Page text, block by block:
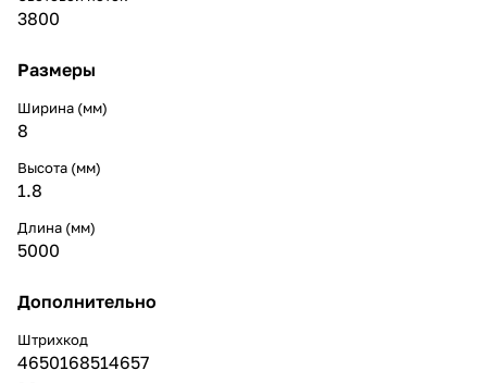
3800
Размеры
Ширина (мм)
8
Высота (мм)
1.8
Длина (мм)
5000
Дополнительно
Штрихкод
4650168514657